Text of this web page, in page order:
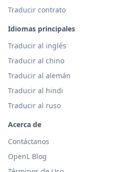
Traducir contrato
Idiomas principales
Traducir al inglés
Traducir al chino
Traducir al alemán
Traducir al hindi
Traducir al ruso
Acerca de
Contáctanos
OpenL Blog